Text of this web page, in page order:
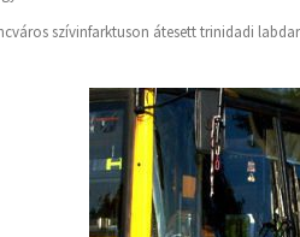
szívinfarktuson átesett trinidadi